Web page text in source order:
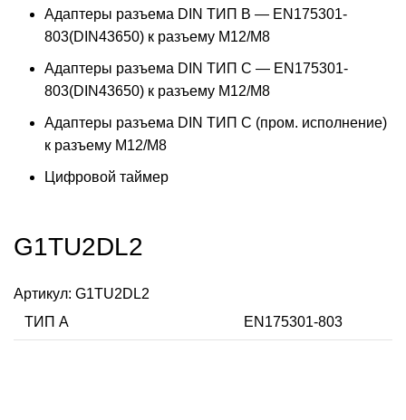
Адаптеры разъема DIN ТИП B — EN175301-
803(DIN43650) к разъему M12/M8
Адаптеры разъема DIN ТИП C — EN175301-
803(DIN43650) к разъему M12/M8
Адаптеры разъема DIN ТИП C (пром. исполнение)
к разъему M12/M8
Цифровой таймер
G1TU2DL2
Артикул: G1TU2DL2
ТИП А
EN175301-803